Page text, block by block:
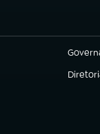
(abre
(abre